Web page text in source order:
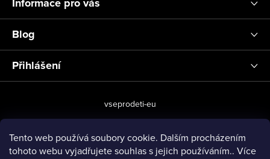
Tento web používá soubory cookie. Dalším procházením
tohoto webu vyjadřujete souhlas s jejich používáním.. Více
Blog
Přihlášení
vseprodeti-eu
Copyright 2026www.vseprodeti.eu. Všechna práva vyhrazena.